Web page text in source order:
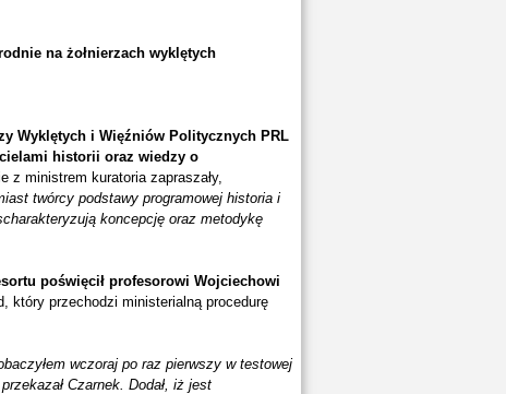
na żołnierzach wyklętych
Wyklętych i Więźniów Politycznych PRL
historii oraz wiedzy o
z ministrem kuratoria zapraszały,
twórcy podstawy programowej historia i
koncepcję oraz metodykę
poświęcił profesorowi Wojciechowi
który przechodzi ministerialną procedurę
wczoraj po raz pierwszy w testowej
Czarnek. Dodał, iż jest